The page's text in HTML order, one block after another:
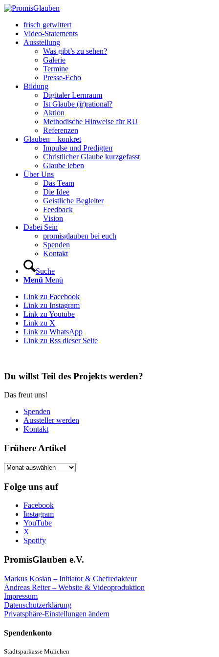
frisch getwittert
Video-Statements
Ausstellung
Was gibt’s zu sehen?
Galerie
Termine
Presse-Echo
Bildung
Digitaler Lernraum
Ist Glaube (ir)rational?
Aktion
Methodische Hinweise für RU
Referenzen
Glauben – konkret
Impulse und Predigten
Christlicher Glaube kurzgefasst
Glaube leben
Über Uns
Das Team
Die Idee
Geistliche Begleiter
Feedback
Vision
Dabei Sein
promisglauben bei euch
Spenden
Kontakt
Suche
Menü Menü
Link zu Facebook
Link zu Instagram
Link zu Youtube
Link zu X
Link zu WhatsApp
Link zu Rss dieser Seite
Du willst Teil des Projekts werden?
Das freut uns!
Spenden
Aussteller werden
Kontakt
Frühere Artikel
Frühere
Folge uns auf
Facebook
Instagram
YouTube
X
Spotify
PromisGlauben e.V.
Markus Kosian – Initiator & Chefredakteur
Andreas Reiter – Website & Videoproduktion
Impressum
Datenschutzerklärung
Privatsphäre-Einstellungen ändern
Spendenkonto
Stadtsparkasse München